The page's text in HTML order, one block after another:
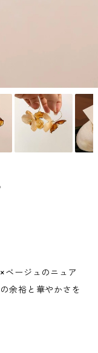
ベージュのニュア
余裕と華やかさを